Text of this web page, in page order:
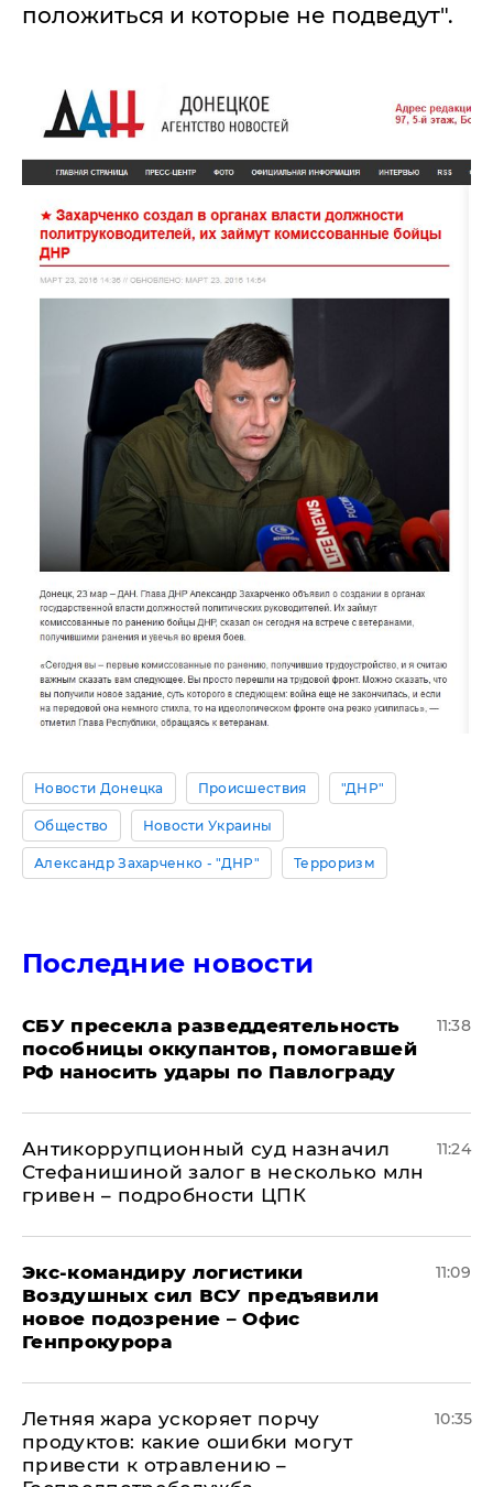
положиться и которые не подведут".
Новости Донецка Происшествия "ДНР"
Общество Новости Украины
Александр Захарченко - "ДНР" Терроризм
Последние новости
СБУ пресекла разведдеятельность
пособницы оккупантов, помогавшей
РФ наносить удары по Павлограду
11:38
Антикоррупционный суд назначил
Стефанишиной залог в несколько млн
гривен – подробности ЦПК
11:24
Экс-командиру логистики
Воздушных сил ВСУ предъявили
новое подозрение – Офис
Генпрокурора
11:09
Летняя жара ускоряет порчу
продуктов: какие ошибки могут
привести к отравлению –
10:35